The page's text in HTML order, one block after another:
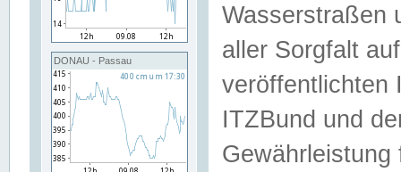
DONAU - Passau
Wasserstraßen
aller Sorgfalt
veröffentlichten
ITZBund und